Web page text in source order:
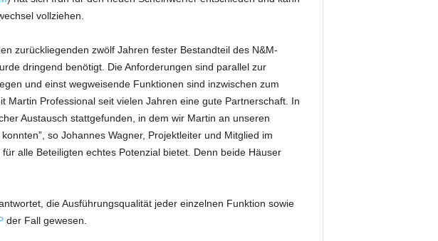
vollziehen.
zurückliegenden zwölf Jahren fester Bestandteil des N&M-
dringend benötigt. Die Anforderungen sind parallel zur
und einst wegweisende Funktionen sind inzwischen zum
Martin Professional seit vielen Jahren eine gute Partnerschaft. In
Austausch stattgefunden, in dem wir Martin an unseren
so Johannes Wagner, Projektleiter und Mitglied im
alle Beteiligten echtes Potenzial bietet. Denn beide Häuser
die Ausführungsqualität jeder einzelnen Funktion sowie
der Fall gewesen.